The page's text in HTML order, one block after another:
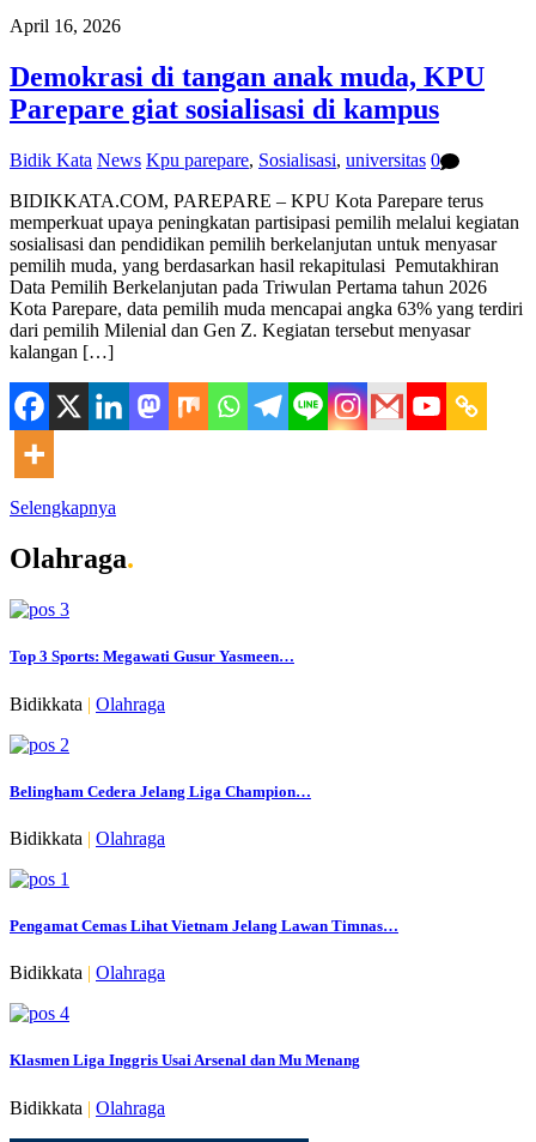
April 16, 2026
Demokrasi di tangan anak muda, KPU
Parepare giat sosialisasi di kampus
Bidik Kata News Kpu parepare, Sosialisasi, universitas 0
BIDIKKATA.COM, PAREPARE – KPU Kota Parepare terus
memperkuat upaya peningkatan partisipasi pemilih melalui kegiatan
sosialisasi dan pendidikan pemilih berkelanjutan untuk menyasar
pemilih muda, yang berdasarkan hasil rekapitulasi Pemutakhiran
Data Pemilih Berkelanjutan pada Triwulan Pertama tahun 2026
Kota Parepare, data pemilih muda mencapai angka 63% yang terdiri
dari pemilih Milenial dan Gen Z. Kegiatan tersebut menyasar
kalangan […]
Selengkapnya
Olahraga.
Top 3 Sports: Megawati Gusur Yasmeen…
Bidikkata | Olahraga
Belingham Cedera Jelang Liga Champion…
Bidikkata | Olahraga
Pengamat Cemas Lihat Vietnam Jelang Lawan Timnas…
Bidikkata | Olahraga
Klasmen Liga Inggris Usai Arsenal dan Mu Menang
Bidikkata | Olahraga